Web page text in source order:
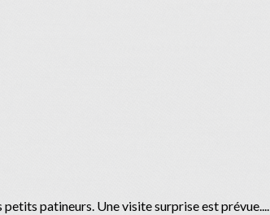
patineurs. Une visite surprise est prévue....